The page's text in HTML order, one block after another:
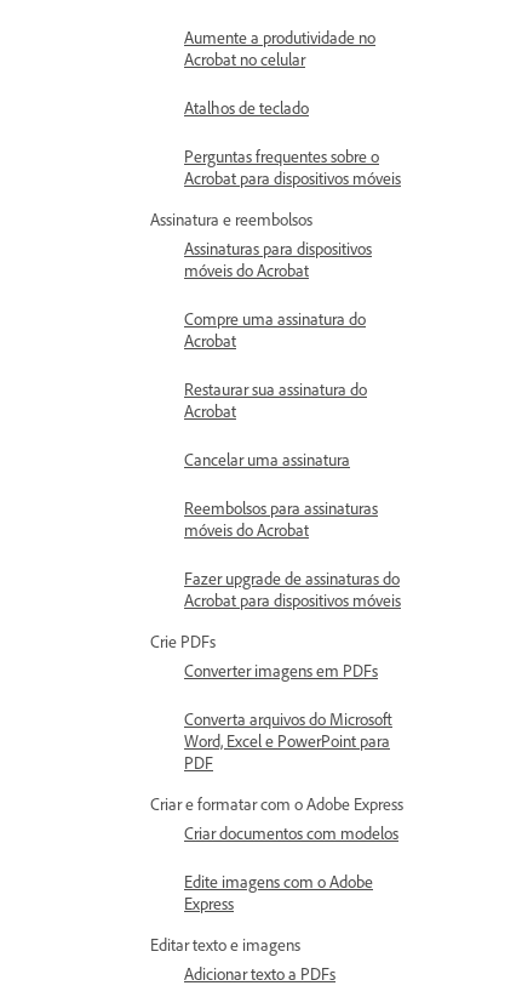
Aumente a produtividade no
Acrobat no celular
Atalhos de teclado
Perguntas frequentes sobre o
Acrobat para dispositivos móveis
Assinatura e reembolsos
Assinaturas para dispositivos
móveis do Acrobat
Compre uma assinatura do
Acrobat
Restaurar sua assinatura do
Acrobat
Cancelar uma assinatura
Reembolsos para assinaturas
móveis do Acrobat
Fazer upgrade de assinaturas do
Acrobat para dispositivos móveis
Crie PDFs
Converter imagens em PDFs
Converta arquivos do Microsoft
Word, Excel e PowerPoint para
PDF
Criar e formatar com o Adobe Express
Criar documentos com modelos
Edite imagens com o Adobe
Express
Editar texto e imagens
Adicionar texto a PDFs